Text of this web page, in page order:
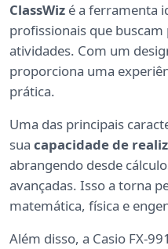
ClassWiz é a ferramenta
profissionais que buscam
atividades. Com um
proporciona uma
prática.
Uma das principais
sua capacidade de
abrangendo desde
avançadas. Isso a torna
matemática, física e
Além disso, a Casio FX-